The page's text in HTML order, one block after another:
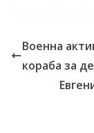
Военна
кораба за